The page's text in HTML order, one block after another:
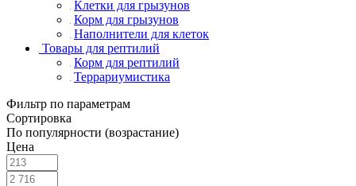
Клетки для грызунов
Корм для грызунов
Наполнители для клеток
Товары для рептилий
Корм для рептилий
Террариумистика
Фильтр по параметрам
Сортировка
По популярности (возрастание)
Цена